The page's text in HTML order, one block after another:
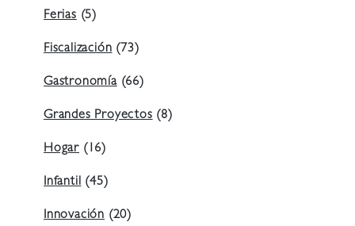
Ferias(5)
Fiscalización(73)
Gastronomía(66)
Grandes Proyectos(8)
Hogar (16)
Infantil(45)
Innovación (20)